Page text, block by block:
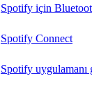
Spotify için
Spotify Connect
Spotify uygulamanı